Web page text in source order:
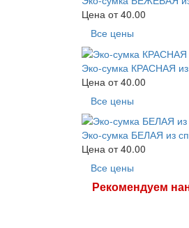
Цена от40.00
Все цены
Эко-сумка КРАСНАЯ
Цена от40.00
Все цены
Эко-сумка БЕЛАЯ из
Цена от40.00
Все цены
Рекомендуем